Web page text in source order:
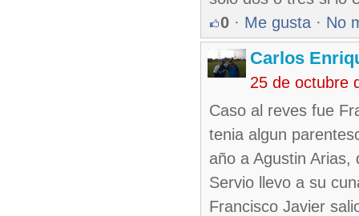
0 · Me gusta · No
Carlos
25 de octubre
Caso al reves fue
tenia algun
año a Agustin
Servio llevo a su
Francisco Javier